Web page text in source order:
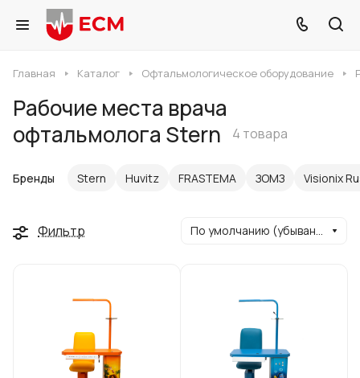
Главная Каталог Офтальмологическое оборудование
Рабочие места врача
офтальмолога Stern
4 товара
Бренды Stern Huvitz FRASTEMA ЗОМЗ Visionix
Фильтр По умолчанию (убывание)